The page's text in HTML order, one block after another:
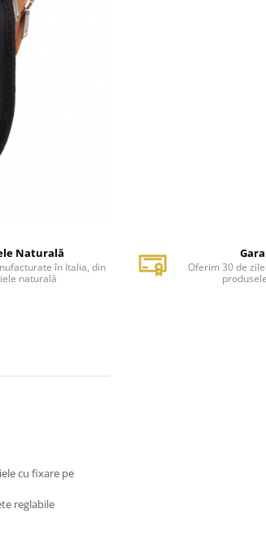
Naturală
în Italia, din
naturală
Oferim 30 de
cu fixare pe
reglabile